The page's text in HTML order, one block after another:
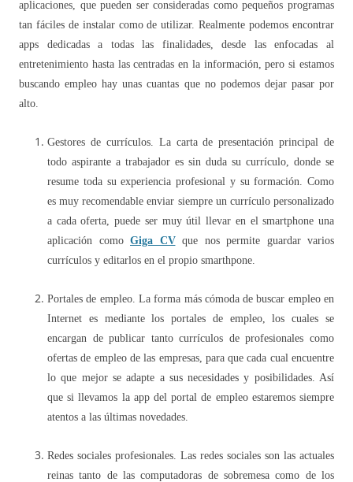
aplicaciones, que pueden ser consideradas como pequeños programas
tan fáciles de instalar como de utilizar. Realmente podemos encontrar
apps dedicadas a todas las finalidades, desde las enfocadas al
entretenimiento hasta las centradas en la información, pero si estamos
buscando empleo hay unas cuantas que no podemos dejar pasar por
alto.
Gestores de currículos. La carta de presentación principal de
todo aspirante a trabajador es sin duda su currículo, donde se
resume toda su experiencia profesional y su formación. Como
es muy recomendable enviar siempre un currículo personalizado
a cada oferta, puede ser muy útil llevar en el smartphone una
aplicación como Giga CVque nos permite guardar varios
currículos y editarlos en el propio smarthpone.
Portales de empleo. La forma más cómoda de buscar empleo en
Internet es mediante los portales de empleo, los cuales se
encargan de publicar tanto currículos de profesionales como
ofertas de empleo de las empresas, para que cada cual encuentre
lo que mejor se adapte a sus necesidades y posibilidades. Así
que si llevamos la app del portal de empleo estaremos siempre
atentos a las últimas novedades.
Redes sociales profesionales. Las redes sociales son las actuales
reinas tanto de las computadoras de sobremesa como de los